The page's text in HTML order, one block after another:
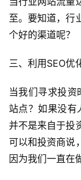
至。要知道，行
个好的渠道呢？
三、利用SEO优
当我们寻求投资
站点？如果没有
并不是来自于投
可以和投资商说
因为我们一直在